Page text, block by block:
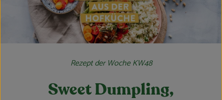
Rezept der Woche KW48
Sweet Dumpling,